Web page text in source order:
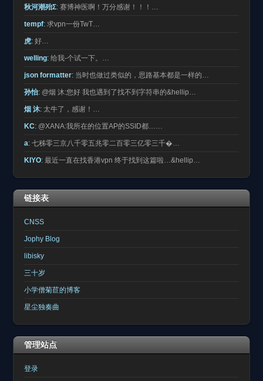
秋河潮殆Σ: 赛博神医啊！万分感谢！！！…
tempf: 求vpn一份TwT…
虎: 好…
welling: 给我-个试一下。…
json formatter: 当时也做过类似的，思路基本都是一样的…
孙怡: @烟 沐:您好 我也遇到了找不到字符串的&hellip…
烟 沐: 太牛了，感谢！…
KC: @XANA:我所在的位置AP的SSID都……
a: 七秭零三京八千零五兆零二百零三亿零三千�…
KIYO: 最近一直在找香港vpn 终于找到这篇啦…&hellip…
链接表
CNSS
Jophy Blog
libisky
三十岁
小学僧菊苣的博客
星尘独奏曲
管理站点
登录